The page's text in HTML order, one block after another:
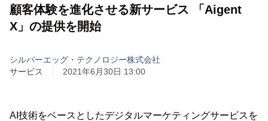
顧客体験を進化させる新サービス 「Aigent
X」の提供を開始
シルバーエッグ・テクノロジー株式会社
サービス
2021年6月30日 13:00
AI技術をベースとしたデジタルマーケティングサービスを